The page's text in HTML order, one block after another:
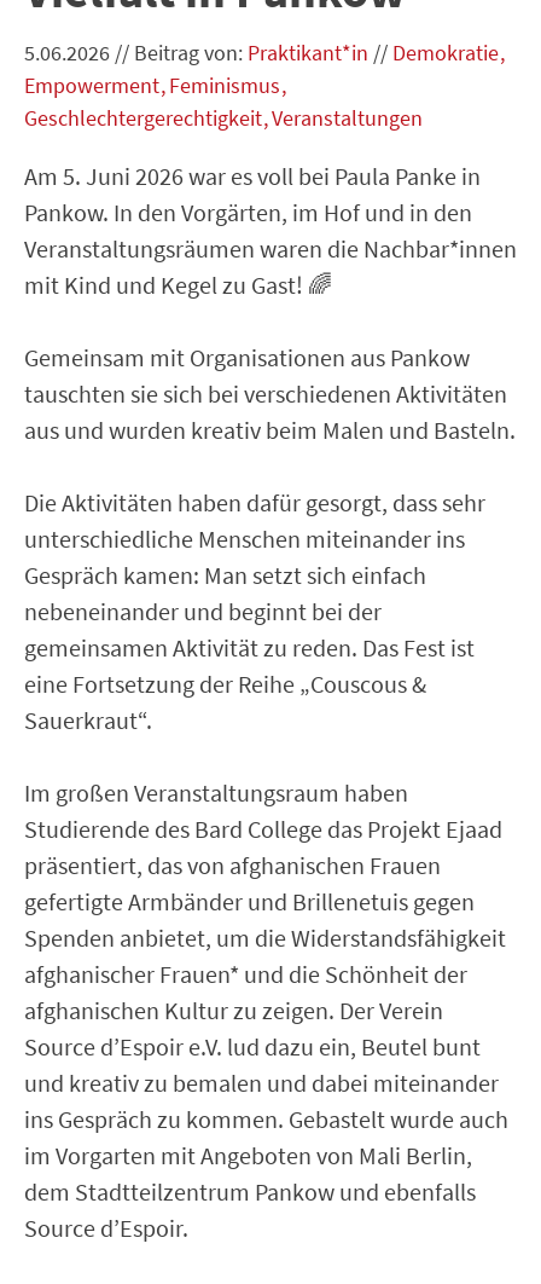
5.06.2026 // Beitrag von: Praktikant*in // Demokratie
Empowerment Feminismus
Geschlechtergerechtigkeit Veranstaltungen
Am 5. Juni 2026 war es voll bei Paula Panke in
Pankow. In den Vorgärten, im Hof und in den
Veranstaltungsräumen waren die Nachbar*innen
mit Kind und Kegel zu Gast! 🌈
Gemeinsam mit Organisationen aus Pankow
tauschten sie sich bei verschiedenen Aktivitäten
aus und wurden kreativ beim Malen und Basteln.
Die Aktivitäten haben dafür gesorgt, dass sehr
unterschiedliche Menschen miteinander ins
Gespräch kamen: Man setzt sich einfach
nebeneinander und beginnt bei der
gemeinsamen Aktivität zu reden. Das Fest ist
eine Fortsetzung der Reihe „Couscous &
Sauerkraut“.
Im großen Veranstaltungsraum haben
Studierende des Bard College das Projekt Ejaad
präsentiert, das von afghanischen Frauen
gefertigte Armbänder und Brillenetuis gegen
Spenden anbietet, um die Widerstandsfähigkeit
afghanischer Frauen* und die Schönheit der
afghanischen Kultur zu zeigen. Der Verein
Source d’Espoir e.V. lud dazu ein, Beutel bunt
und kreativ zu bemalen und dabei miteinander
ins Gespräch zu kommen. Gebastelt wurde auch
im Vorgarten mit Angeboten von Mali Berlin,
dem Stadtteilzentrum Pankow und ebenfalls
Source d’Espoir.